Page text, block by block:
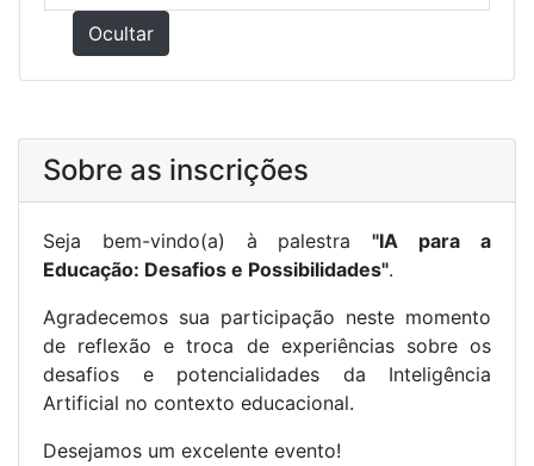
Ocultar
Sobre as inscrições
Seja bem-vindo(a) à palestra"IA para a
Educação: Desafios e Possibilidades".
Agradecemos sua participação neste momento
de reflexão e troca de experiências sobre os
desafios e potencialidades da Inteligência
Artificial no contexto educacional.
Desejamos um excelente evento!